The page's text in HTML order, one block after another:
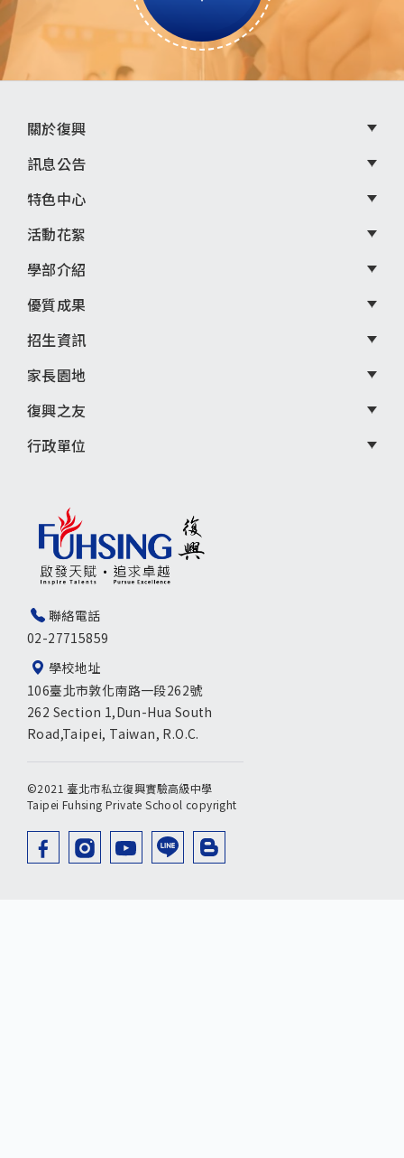
聯絡電話
02-27715859
學校地址
106臺北市敦化南路一段262號
262 Section 1,Dun-Hua South
Road,Taipei, Taiwan, R.O.C.
©2021 臺北市私立復興實驗高級中學
Taipei Fuhsing Private School copyright
頁
尾
選
單
關於復興
訊息公告
特色中心
活動花絮
學部介紹
優質成果
招生資訊
家長園地
復興之友
行政單位